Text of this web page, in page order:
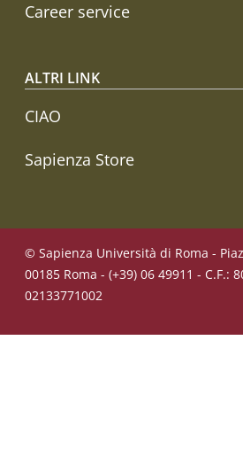
Career service
ALTRI LINK
CIAO
Sapienza Store
© Sapienza Università di Roma -
00185 Roma - (+39) 06 49911 - C.F.:
02133771002